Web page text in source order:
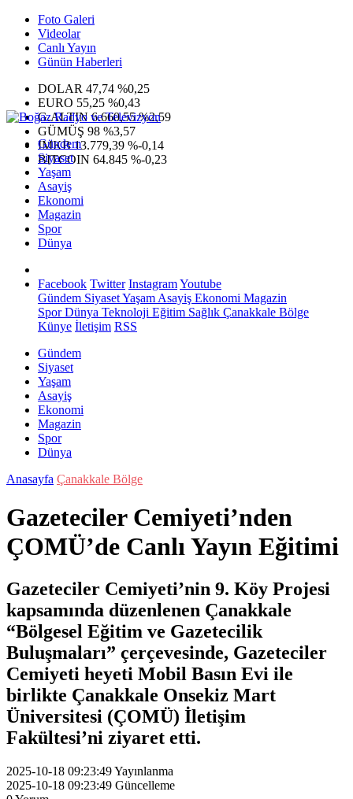
Foto Galeri
Videolar
Canlı Yayın
Günün Haberleri
DOLAR 47,74 %0,25
EURO 55,25 %0,43
G.ALTIN6.660,55 %2,59
GÜMÜŞ 98 %3,57
IMKB13.779,39 %-0,14
BITCOIN 64.845 %-0,23
Gündem
Siyaset
Yaşam
Asayiş
Ekonomi
Magazin
Spor
Dünya
Facebook Twitter InstagramYoutube
Gündem SiyasetYaşam Asayiş Ekonomi Magazin
SporDünya Teknoloji Eğitim Sağlık Çanakkale Bölge
Künye İletişim RSS
Gündem
Siyaset
Yaşam
Asayiş
Ekonomi
Magazin
Spor
Dünya
Anasayfa Çanakkale Bölge
Gazeteciler Cemiyeti’nden
ÇOMÜ’de Canlı Yayın Eğitimi
Gazeteciler Cemiyeti’nin 9. Köy Projesi
kapsamında düzenlenen Çanakkale
“Bölgesel Eğitim ve Gazetecilik
Buluşmaları” çerçevesinde, Gazeteciler
Cemiyeti heyeti Mobil Basın Evi ile
birlikte Çanakkale Onsekiz Mart
Üniversitesi (ÇOMÜ) İletişim
Fakültesi’ni ziyaret etti.
2025-10-18 09:23:49Yayınlanma
2025-10-18 09:23:49 Güncelleme